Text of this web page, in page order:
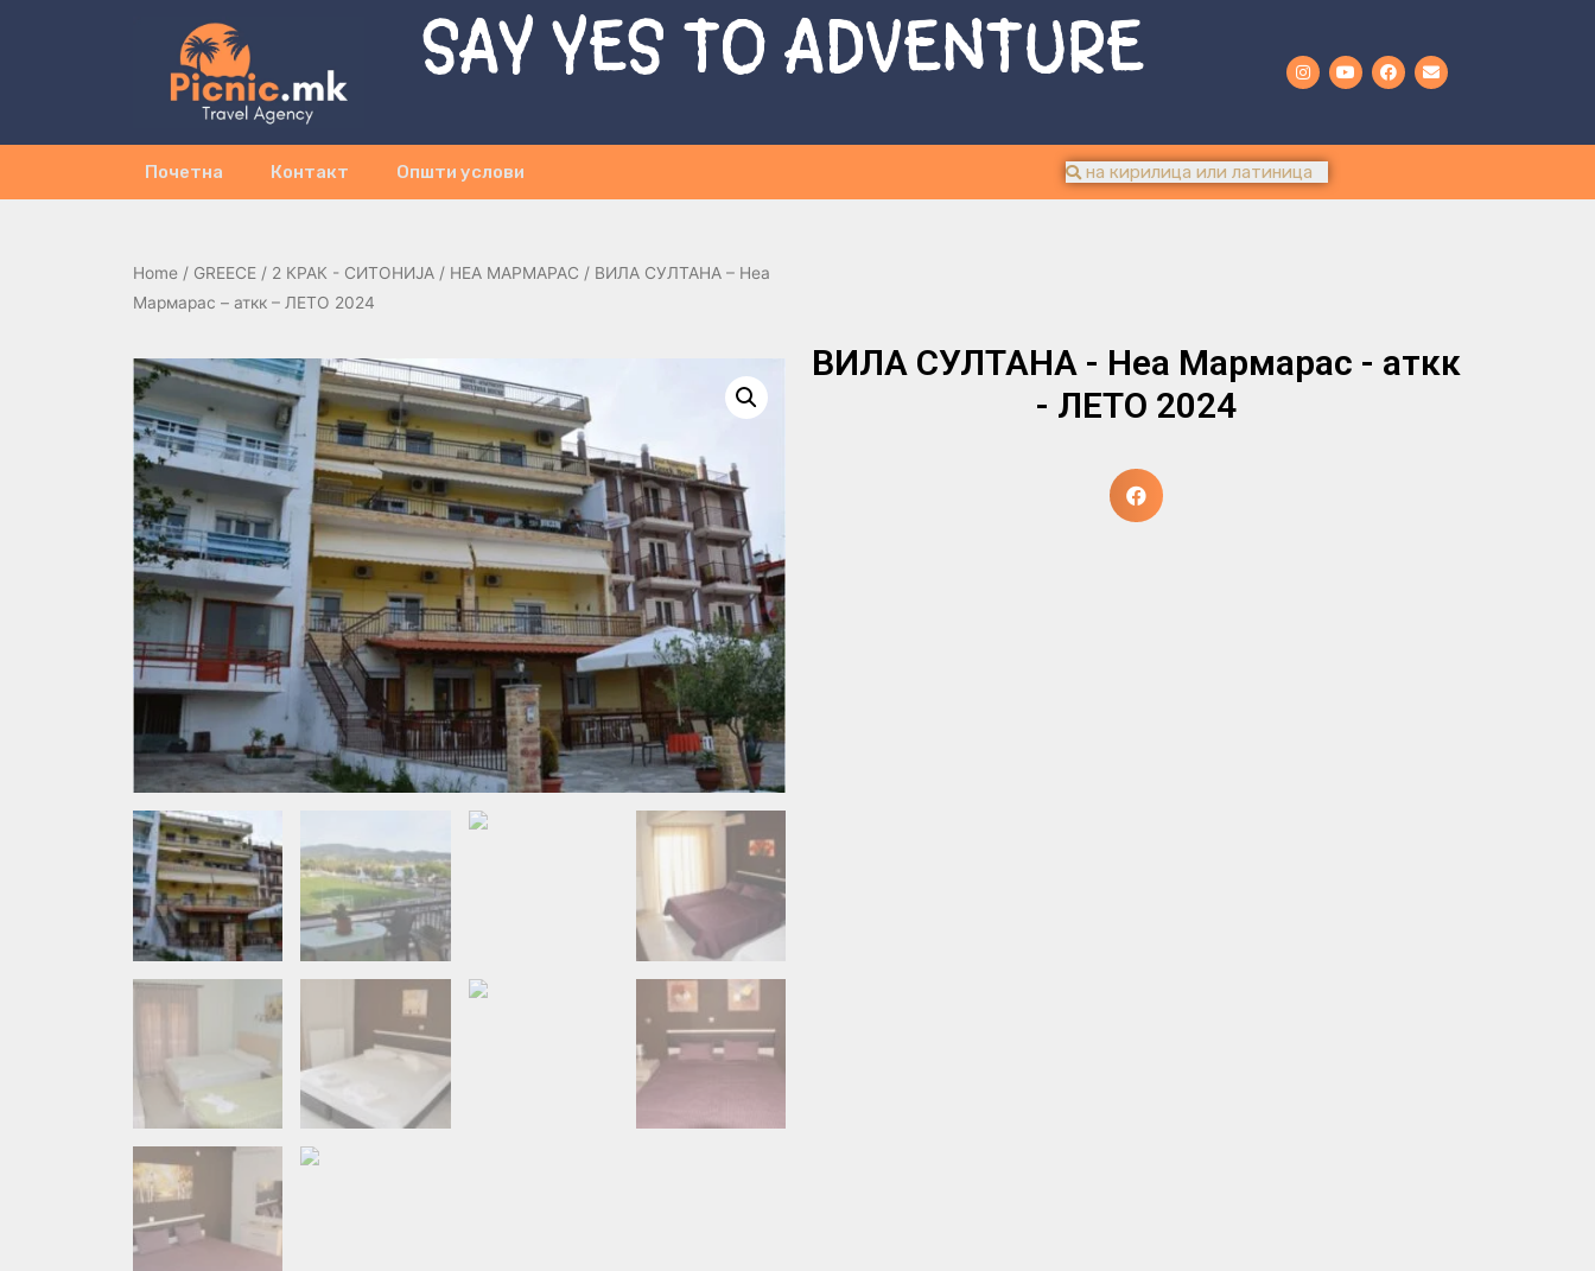
SAY YES TO ADVENTURE
Почетна Контакт Општи услови
Home / GREECE / 2 КРАК - СИТОНИЈА / НЕА МАРМАРАС / ВИЛА СУЛТАНА – Неа
Мармарас – аткк – ЛЕТО 2024
ВИЛА СУЛТАНА - Неа Мармарас - аткк
- ЛЕТО 2024